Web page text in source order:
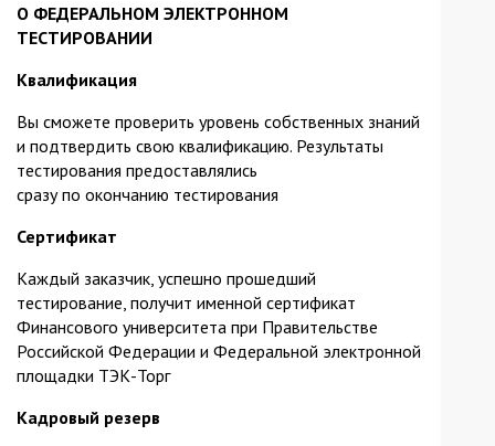
О ФЕДЕРАЛЬНОМ ЭЛЕКТРОННОМ
ТЕСТИРОВАНИИ
Квалификация
Вы сможете проверить уровень собственных знаний
и подтвердить свою квалификацию. Результаты
тестирования предоставлялись
сразу по окончанию тестирования
Сертификат
Каждый заказчик, успешно прошедший
тестирование, получит именной сертификат
Финансового университета при Правительстве
Российской Федерации и Федеральной электронной
площадки ТЭК-Торг
Кадровый резерв